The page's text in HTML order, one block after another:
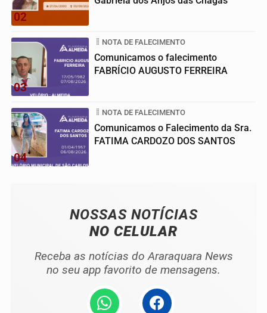
02
03
NOTA DE FALECIMENTO
Comunicamos o falecimento
FABRÍCIO AUGUSTO FERREIRA
04
NOTA DE FALECIMENTO
Comunicamos o Falecimento da Sra.
FATIMA CARDOZO DOS SANTOS
NOSSAS NOTÍCIAS
NO CELULAR
Receba as notícias do Araraquara News
no seu app favorito de mensagens.